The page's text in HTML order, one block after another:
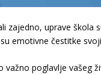
zajedno, uprave škola
emotivne čestitke
važno poglavlje vašeg